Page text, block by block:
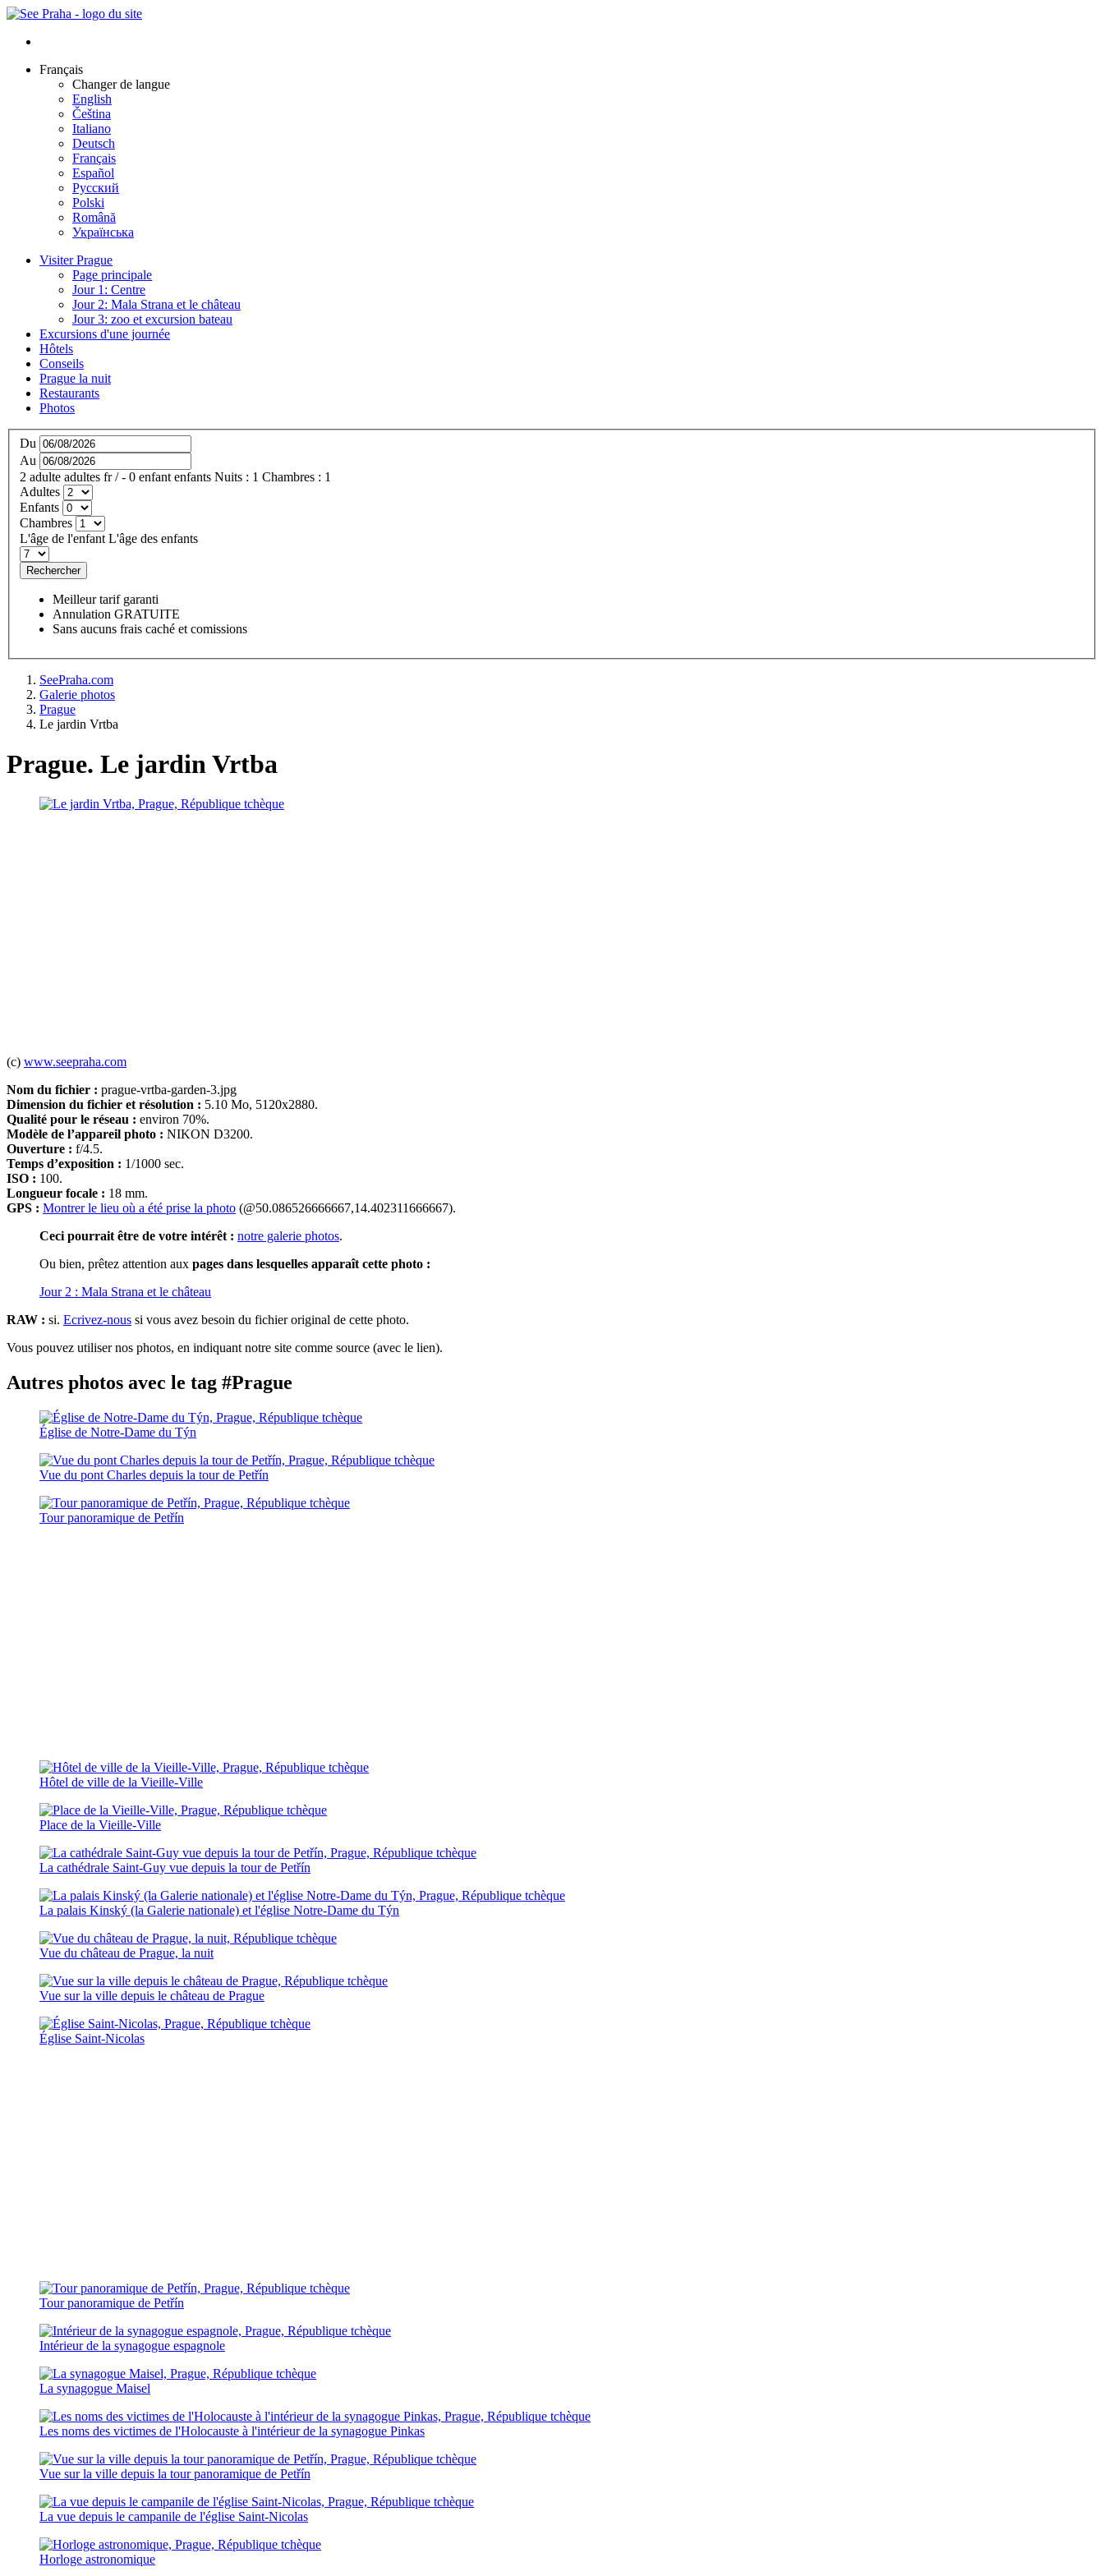
Français
Changer de langue
English
Čeština
Italiano
Deutsch
Français
Español
Русский
Polski
Română
Українська
Visiter Prague
Page principale
Jour 1: Centre
Jour 2: Mala Strana et le château
Jour 3: zoo et excursion bateau
Excursions d'une journée
Hôtels
Conseils
Prague la nuit
Restaurants
Photos
Du
Au
2 adulte adultes fr / - 0 enfant enfants Nuits : 1 Chambres : 1
Adultes
Enfants
Chambres
L'âge de l'enfant L'âge des enfants
Rechercher
Meilleur tarif garanti
Annulation GRATUITE
Sans aucuns frais caché et comissions
SeePraha.com
Galerie photos
Prague
Le jardin Vrtba
Prague. Le jardin Vrtba
(c) www.seepraha.com
Nom du fichier : prague-vrtba-garden-3.jpg
Dimension du fichier et résolution : 5.10 Mo, 5120x2880.
Qualité pour le réseau : environ 70%.
Modèle de l’appareil photo : NIKON D3200.
Ouverture : f/4.5.
Temps d’exposition : 1/1000 sec.
ISO : 100.
Longueur focale : 18 mm.
GPS : Montrer le lieu où a été prise la photo (@50.086526666667,14.402311666667).
Ceci pourrait être de votre intérêt : notre galerie photos.
Ou bien, prêtez attention aux pages dans lesquelles apparaît cette photo :
Jour 2 : Mala Strana et le château
RAW : si. Ecrivez-nous si vous avez besoin du fichier original de cette photo.
Vous pouvez utiliser nos photos, en indiquant notre site comme source (avec le lien).
Autres photos avec le tag #Prague
Église de Notre-Dame du Týn
Vue du pont Charles depuis la tour de Petřín
Tour panoramique de Petřín
Hôtel de ville de la Vieille-Ville
Place de la Vieille-Ville
La cathédrale Saint-Guy vue depuis la tour de Petřín
La palais Kinský (la Galerie nationale) et l'église Notre-Dame du Týn
Vue du château de Prague, la nuit
Vue sur la ville depuis le château de Prague
Église Saint-Nicolas
Tour panoramique de Petřín
Intérieur de la synagogue espagnole
La synagogue Maisel
Les noms des victimes de l'Holocauste à l'intérieur de la synagogue Pinkas
Vue sur la ville depuis la tour panoramique de Petřín
La vue depuis le campanile de l'église Saint-Nicolas
Horloge astronomique